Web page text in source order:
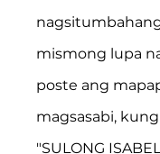
mismong lupa
poste ang
magsasabi,
"SULONG